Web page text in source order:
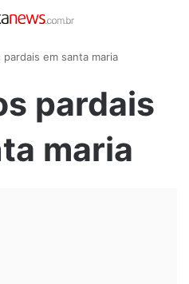
pardais em santa maria
pardais
maria